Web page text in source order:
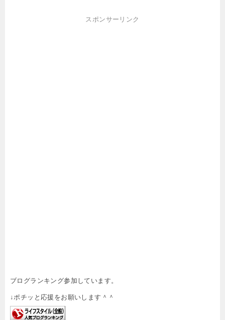
スポンサーリンク
ブログランキング参加しています。
↓ポチッと応援をお願いします＾＾